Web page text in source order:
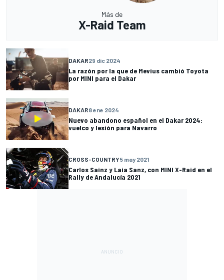
Más de
X-Raid Team
DAKAR29 dic 2024
La razón por la que de Mevius cambió Toyota
por MINI para el Dakar
DAKAR8 ene 2024
Nuevo abandono español en el Dakar 2024:
vuelco y lesión para Navarro
CROSS-COUNTRY5 may 2021
Carlos Sainz y Laia Sanz, con MINI X-Raid en el
Rally de Andalucía 2021